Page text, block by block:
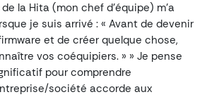
la Hita (mon chef d’équipe) m’a
je suis arrivé : « Avant de devenir
et de créer quelque chose,
vos coéquipiers. » » Je pense
pour comprendre
société accorde aux